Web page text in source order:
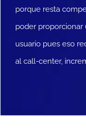
porque resta
poder
usuario pues eso
al call-center,